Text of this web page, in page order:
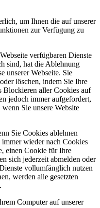
um Ihnen die auf unserer
zur Verfügung zu
verfügbaren Dienste
sind, hat die Ablehnung
unserer Webseite. Sie
löschen, indem Sie Ihre
Blockieren aller Cookies auf
jedoch immer aufgefordert,
Sie unsere Website
Sie Cookies ablehnen
wieder nach Cookies
einen Cookie für Ihre
sich jederzeit abmelden oder
vollumfänglich nutzen
werden alle gesetzten
Computer auf unserer